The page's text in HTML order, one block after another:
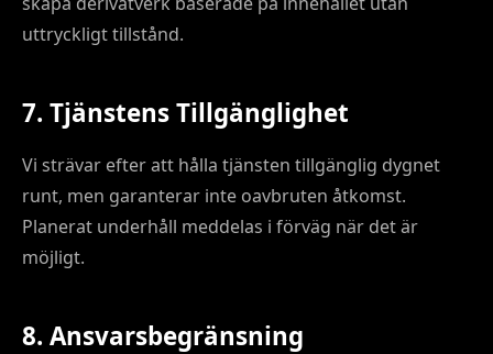
uttryckligt tillstånd.
7. Tjänstens Tillgänglighet
Vi strävar efter att hålla tjänsten tillgänglig dygnet
runt, men garanterar inte oavbruten åtkomst.
Planerat underhåll meddelas i förväg när det är
möjligt.
8. Ansvarsbegränsning